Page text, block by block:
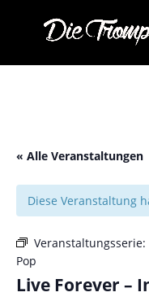
« Alle Veranstaltungen
Diese Veranstaltung
Veranstaltungsserie:
Pop
Live Forever –